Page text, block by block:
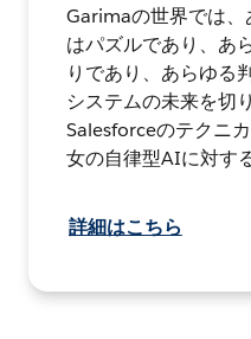
Garimaの世界では
はパズルであり、あ
りであり、あらゆる
システムの未来を切
Salesforceのテクニ
女の自律型AIに対す
詳細はこちら